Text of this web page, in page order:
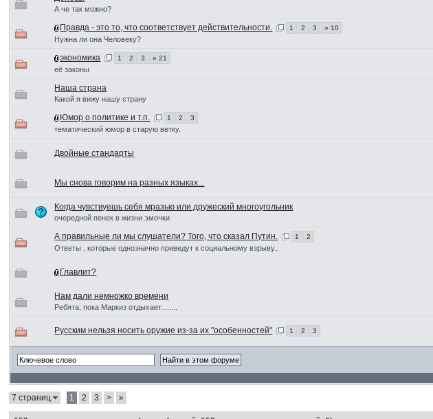
А че так можно?
Правда - это то, что соответствует действительности. 1 2 3 » 10
Нужна ли она Человеку?
экономика 1 2 3 » 21
её законы
Наша страна
Какой я вижу нашу страну
Юмор о политике и т.п. 1 2 3
тематический юмор в старую ветку.
Двойные стандарты
Мы снова говорим на разных языках...
Когда чувствуешь себя мразью или дружеский многоугольник
очередной пенек в жизни эмочки
А правильные ли мы слушатели? Того, что сказал Путин. 1 2
Ответы , которые однозначно приведут к социальному взрыву..
Главлит?
Нам дали немножко времени
Ребята, пока Маркиз отдыхает........
Русским нельзя носить оружие из-за их "особенностей" 1 2 3
7 страниц 1 2 3 > »